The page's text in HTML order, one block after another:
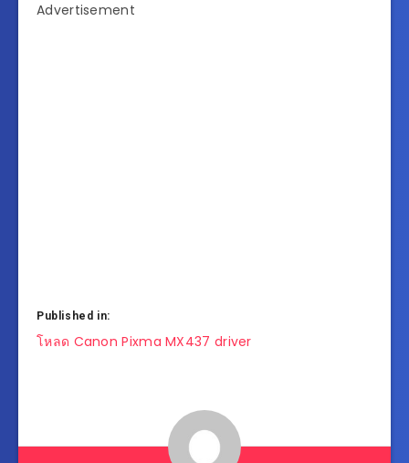
Advertisement
Published in:
แนะแนว
โหลด Canon Pixma MX437 driver